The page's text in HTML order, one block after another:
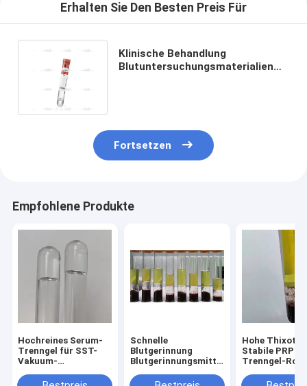
Erhalten Sie Den Besten Preis Für
Klinische Behandlung
Blutuntersuchungsmaterialien
Fortsetzen
Empfohlene Produkte
Hochreines Serum-
Trenngel für SST-
Vakuum-
medizinischer
Schnelle
Blutgerinnung
Blutgerinnungsmittelpulver
Blutgerinnungszeit
Hohe
Stabile PRP-
Trenngel-
von